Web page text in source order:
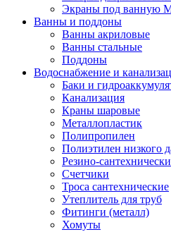
Экраны под ванную
Ванны и поддоны
Ванны акриловые
Ванны стальные
Поддоны
Водоснабжение и
Баки и
Канализация
Краны шаровые
Металлопластик
Полипропилен
Полиэтилен низкого
Резино-
Счетчики
Троса сантехнические
Утеплитель для труб
Фитинги (металл)
Хомуты